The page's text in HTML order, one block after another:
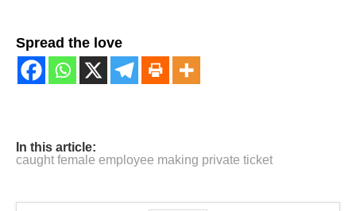
Spread the love
In this article:
caught female employee making private ticket